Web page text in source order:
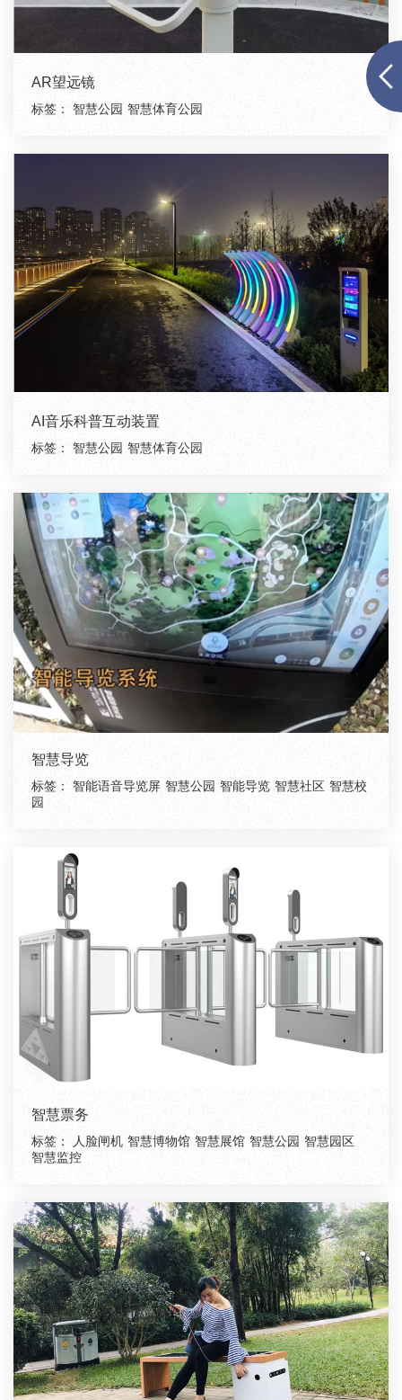
AR望远镜
标签： 智慧公园 智慧体育公园
AI音乐科普互动装置
标签： 智慧公园 智慧体育公园
智慧导览
标签： 智能语音导览屏 智慧公园 智能导览 智慧社区 智慧校
园
智慧票务
标签： 人脸闸机 智慧博物馆 智慧展馆 智慧公园 智慧园区
智慧监控